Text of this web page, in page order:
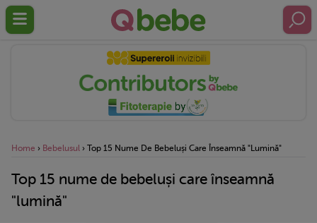
Home › Bebelusul › Top 15 Nume De Bebeluși Care Înseamnă "lumină"
Top 15 nume de bebeluși care înseamnă
"lumină"